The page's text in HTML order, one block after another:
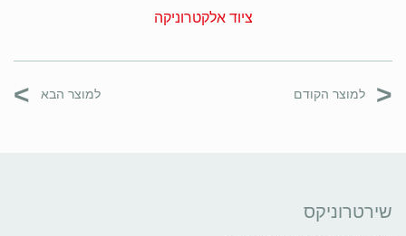
ציוד אלקטרוניקה
< למוצר הקודם למוצר הבא >
שירטרוניקס